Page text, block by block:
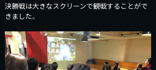
決勝戦は大きなスクリーンで観戦することがで
きました。